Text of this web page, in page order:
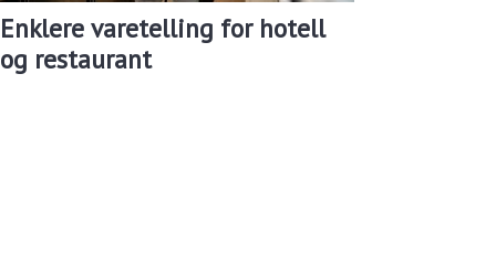
Enklere varetelling for hotell
og restaurant